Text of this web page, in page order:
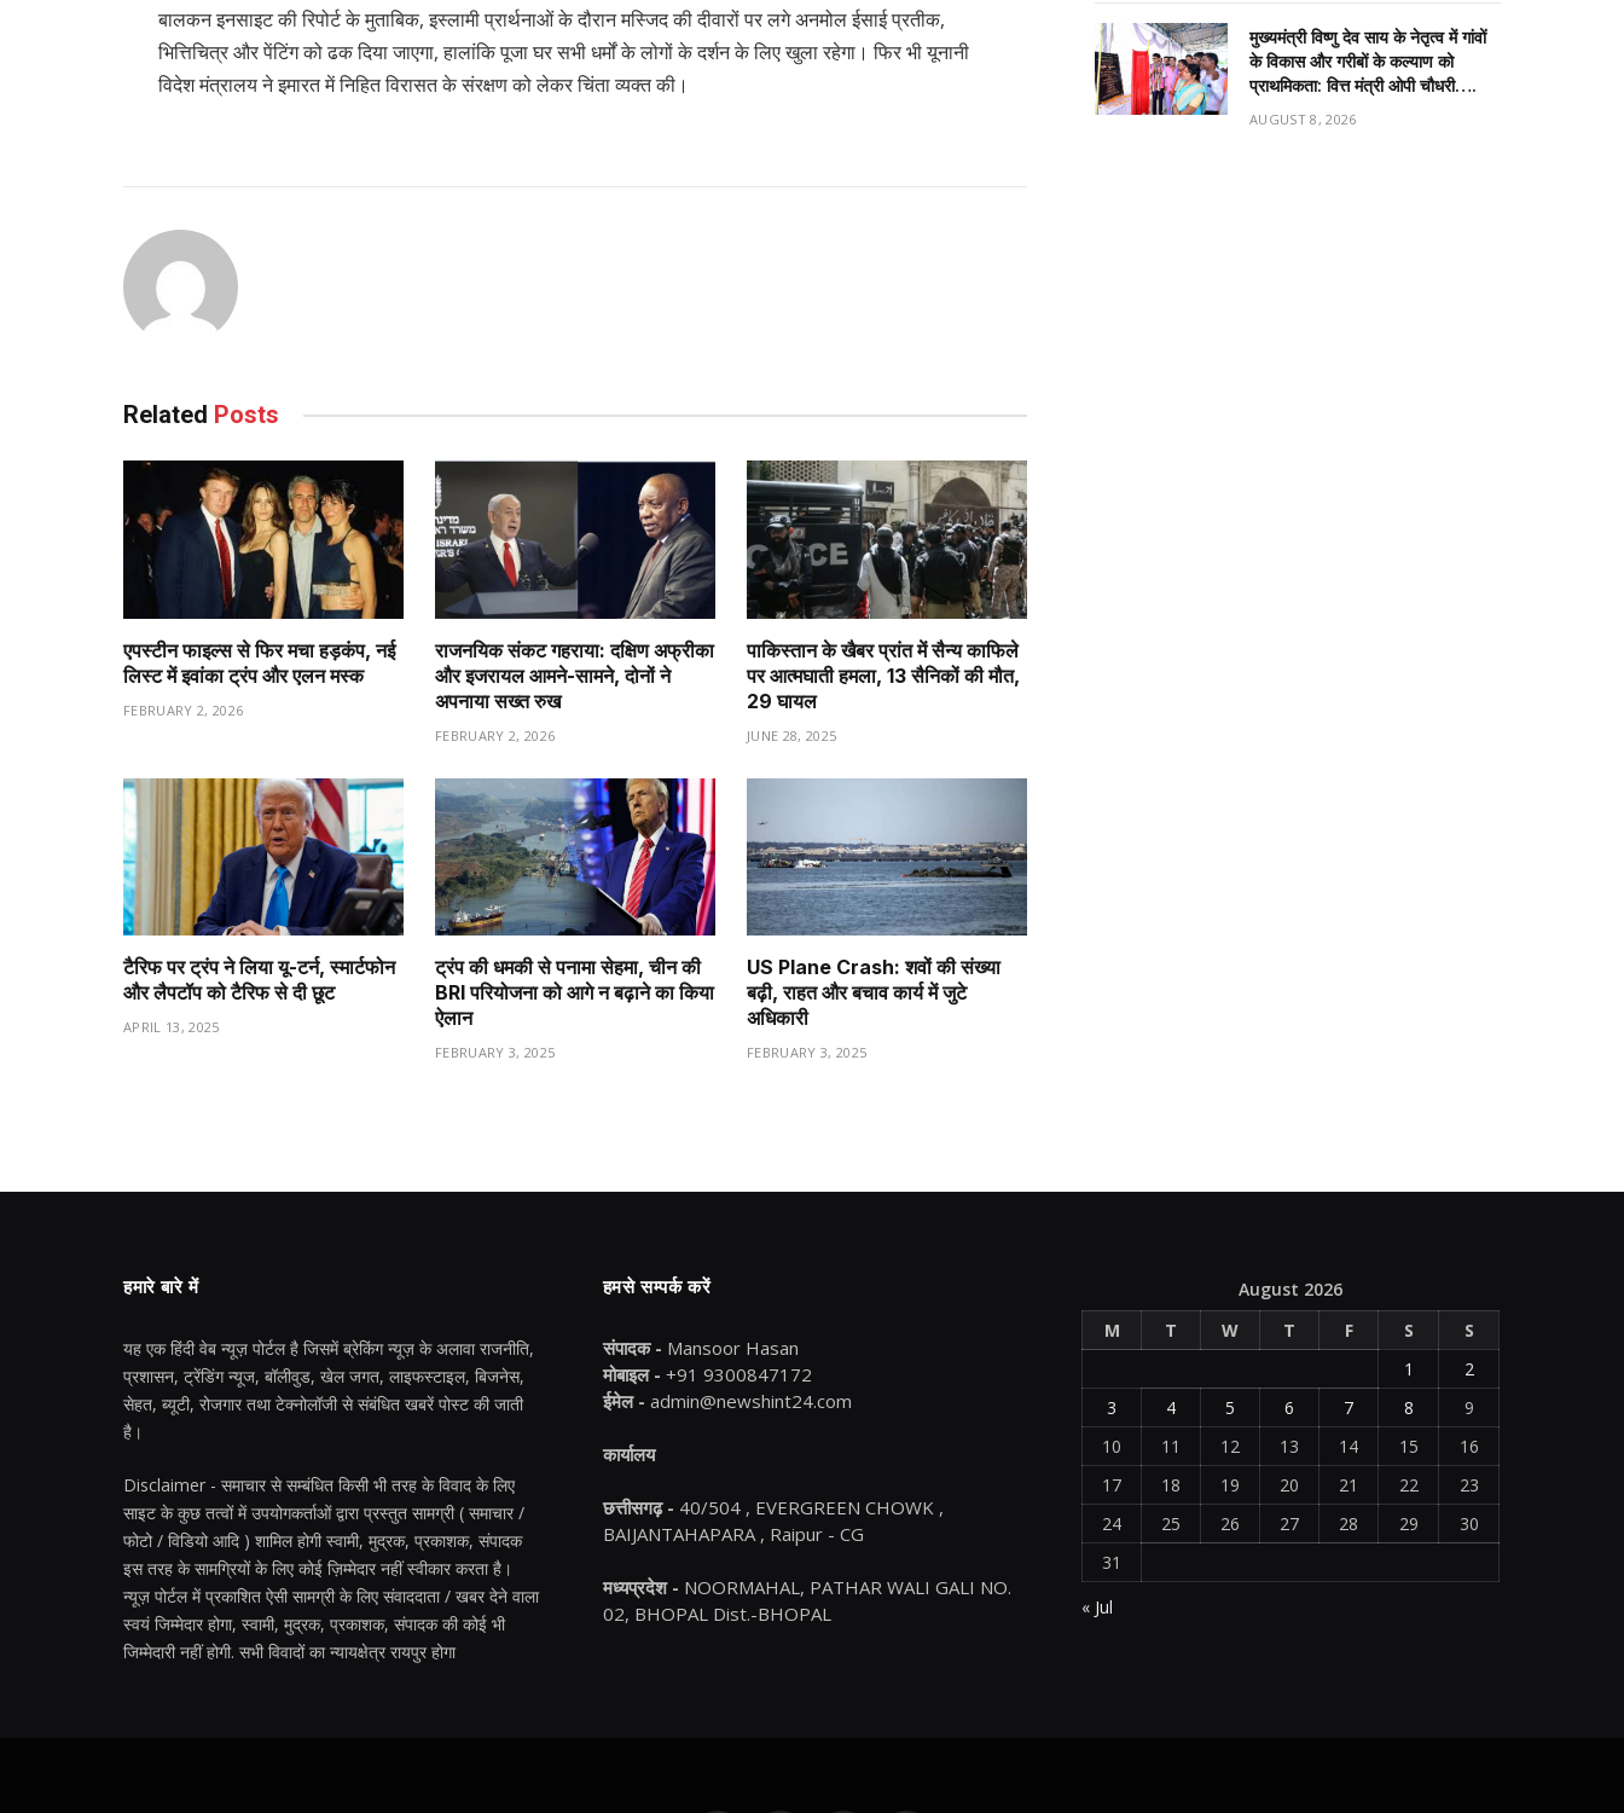
बालकन इनसाइट की रिपोर्ट के मुताबिक, इस्लामी प्रार्थनाओं के दौरान मस्जिद की दीवारों पर लगे अनमोल ईसाई प्रतीक,
भित्तिचित्र और पेंटिंग को ढक दिया जाएगा, हालांकि पूजा घर सभी धर्मों के लोगों के दर्शन के लिए खुला रहेगा। फिर भी यूनानी
विदेश मंत्रालय ने इमारत में निहित विरासत के संरक्षण को लेकर चिंता व्यक्त की।
Related Posts
एपस्टीन फाइल्स से फिर मचा हड़कंप, नई
लिस्ट में इवांका ट्रंप और एलन मस्क
FEBRUARY 2, 2026
राजनयिक संकट गहराया: दक्षिण अफ्रीका
और इजरायल आमने-सामने, दोनों ने
अपनाया सख्त रुख
FEBRUARY 2, 2026
पाकिस्तान के खैबर प्रांत में सैन्य काफिले
पर आत्मघाती हमला, 13 सैनिकों की मौत,
29 घायल
JUNE 28, 2025
टैरिफ पर ट्रंप ने लिया यू-टर्न, स्मार्टफोन
और लैपटॉप को टैरिफ से दी छूट
APRIL 13, 2025
ट्रंप की धमकी से पनामा सेहमा, चीन की
BRI परियोजना को आगे न बढ़ाने का किया
ऐलान
FEBRUARY 3, 2025
US Plane Crash: शवों की संख्या
बढ़ी, राहत और बचाव कार्य में जुटे
अधिकारी
FEBRUARY 3, 2025
मुख्यमंत्री विष्णु देव साय के नेतृत्व में गांवों
के विकास और गरीबों के कल्याण को
प्राथमिकता: वित्त मंत्री ओपी चौधरी….
AUGUST 8, 2026
हमारे बारे में
यह एक हिंदी वेब न्यूज़ पोर्टल है जिसमें ब्रेकिंग न्यूज़ के अलावा राजनीति,
प्रशासन, ट्रेंडिंग न्यूज, बॉलीवुड, खेल जगत, लाइफस्टाइल, बिजनेस,
सेहत, ब्यूटी, रोजगार तथा टेक्नोलॉजी से संबंधित खबरें पोस्ट की जाती
है।
Disclaimer - समाचार से सम्बंधित किसी भी तरह के विवाद के लिए
साइट के कुछ तत्वों में उपयोगकर्ताओं द्वारा प्रस्तुत सामग्री ( समाचार /
फोटो / विडियो आदि ) शामिल होगी स्वामी, मुद्रक, प्रकाशक, संपादक
इस तरह के सामग्रियों के लिए कोई ज़िम्मेदार नहीं स्वीकार करता है।
न्यूज़ पोर्टल में प्रकाशित ऐसी सामग्री के लिए संवाददाता / खबर देने वाला
स्वयं जिम्मेदार होगा, स्वामी, मुद्रक, प्रकाशक, संपादक की कोई भी
जिम्मेदारी नहीं होगी. सभी विवादों का न्यायक्षेत्र रायपुर होगा
हमसे सम्पर्क करें
संपादक - Mansoor Hasan
मोबाइल - +91 9300847172
ईमेल - admin@newshint24.com
कार्यालय
छत्तीसगढ़ - 40/504 , EVERGREEN CHOWK ,
BAIJANTAHAPARA , Raipur - CG
मध्यप्रदेश - NOORMAHAL, PATHAR WALI GALI NO.
02, BHOPAL Dist.-BHOPAL
August 2026
M
T W T F S
S
1
2
3
4 5 6 7 8
9
10
11 12 13 14 15
16
17
18 19 20 21 22
23
24
25 26 27 28 29
30
31
« Jul